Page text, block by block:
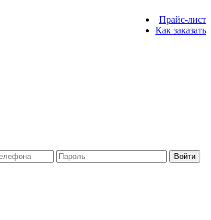
Прайс-лист
Как заказать
Войти